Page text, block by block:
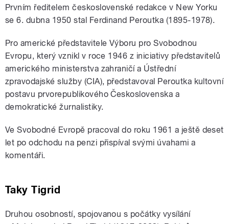
Prvním ředitelem československé redakce v New Yorku
se 6. dubna 1950 stal Ferdinand Peroutka (1895-1978).
Pro americké představitele Výboru pro Svobodnou
Evropu, který vznikl v roce 1946 z iniciativy představitelů
amerického ministerstva zahraničí a Ústřední
zpravodajské služby (CIA), představoval Peroutka kultovní
postavu prvorepublikového Československa a
demokratické žurnalistiky.
Ve Svobodné Evropě pracoval do roku 1961 a ještě deset
let po odchodu na penzi přispíval svými úvahami a
komentáři.
Taky Tigrid
Druhou osobností, spojovanou s počátky vysílání